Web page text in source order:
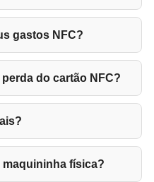
gastos NFC?
do cartão NFC?
maquininha física?